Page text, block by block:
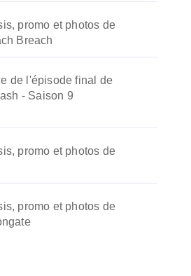
promo et photos de
Breach
de l'épisode final de
- Saison 9
promo et photos de
promo et photos de